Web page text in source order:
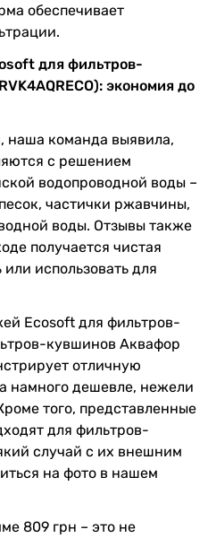
или характеристиках?
и фотографии Ecosoft для
могут изменяться
Магазин не несет
внесенные
обеспечивает
для фильтров-
экономия до
наша команда выявила,
с решением
водопроводной воды –
частички ржавчины,
воды. Отзывы также
получается чистая
использовать для
Ecosoft для фильтров-
кувшинов Аквафор
отличную
намного дешевле, нежели
того, представленные
для фильтров-
случай с их внешним
на фото в нашем
809 грн – это не